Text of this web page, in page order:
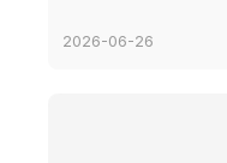
2026-06-26